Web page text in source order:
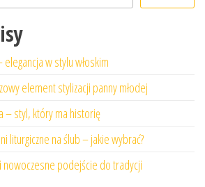
elegancja w stylu włoskim
element stylizacji panny młodej
– styl, który ma historię
liturgiczne na ślub – jakie wybrać?
nowoczesne podejście do tradycji